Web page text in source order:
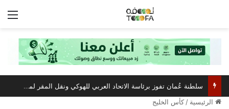
سلطنة عُمان تفوز برئاسة الاتحاد العربي للهوكي ونقل المقر لمسقط
الرئيسية / كأس الخليج